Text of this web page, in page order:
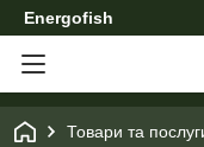
Energofish
Товари та